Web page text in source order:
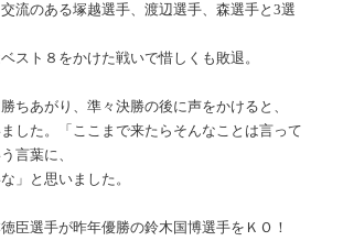
流のある塚越選手、渡辺選手、森選手と3選
スト８をかけた戦いで惜しくも敗退。
ちあがり、準々決勝の後に声をかけると、
した。「ここまで来たらそんなことは言って
言葉に、
」と思いました。
臣選手が昨年優勝の鈴木国博選手をＫＯ！